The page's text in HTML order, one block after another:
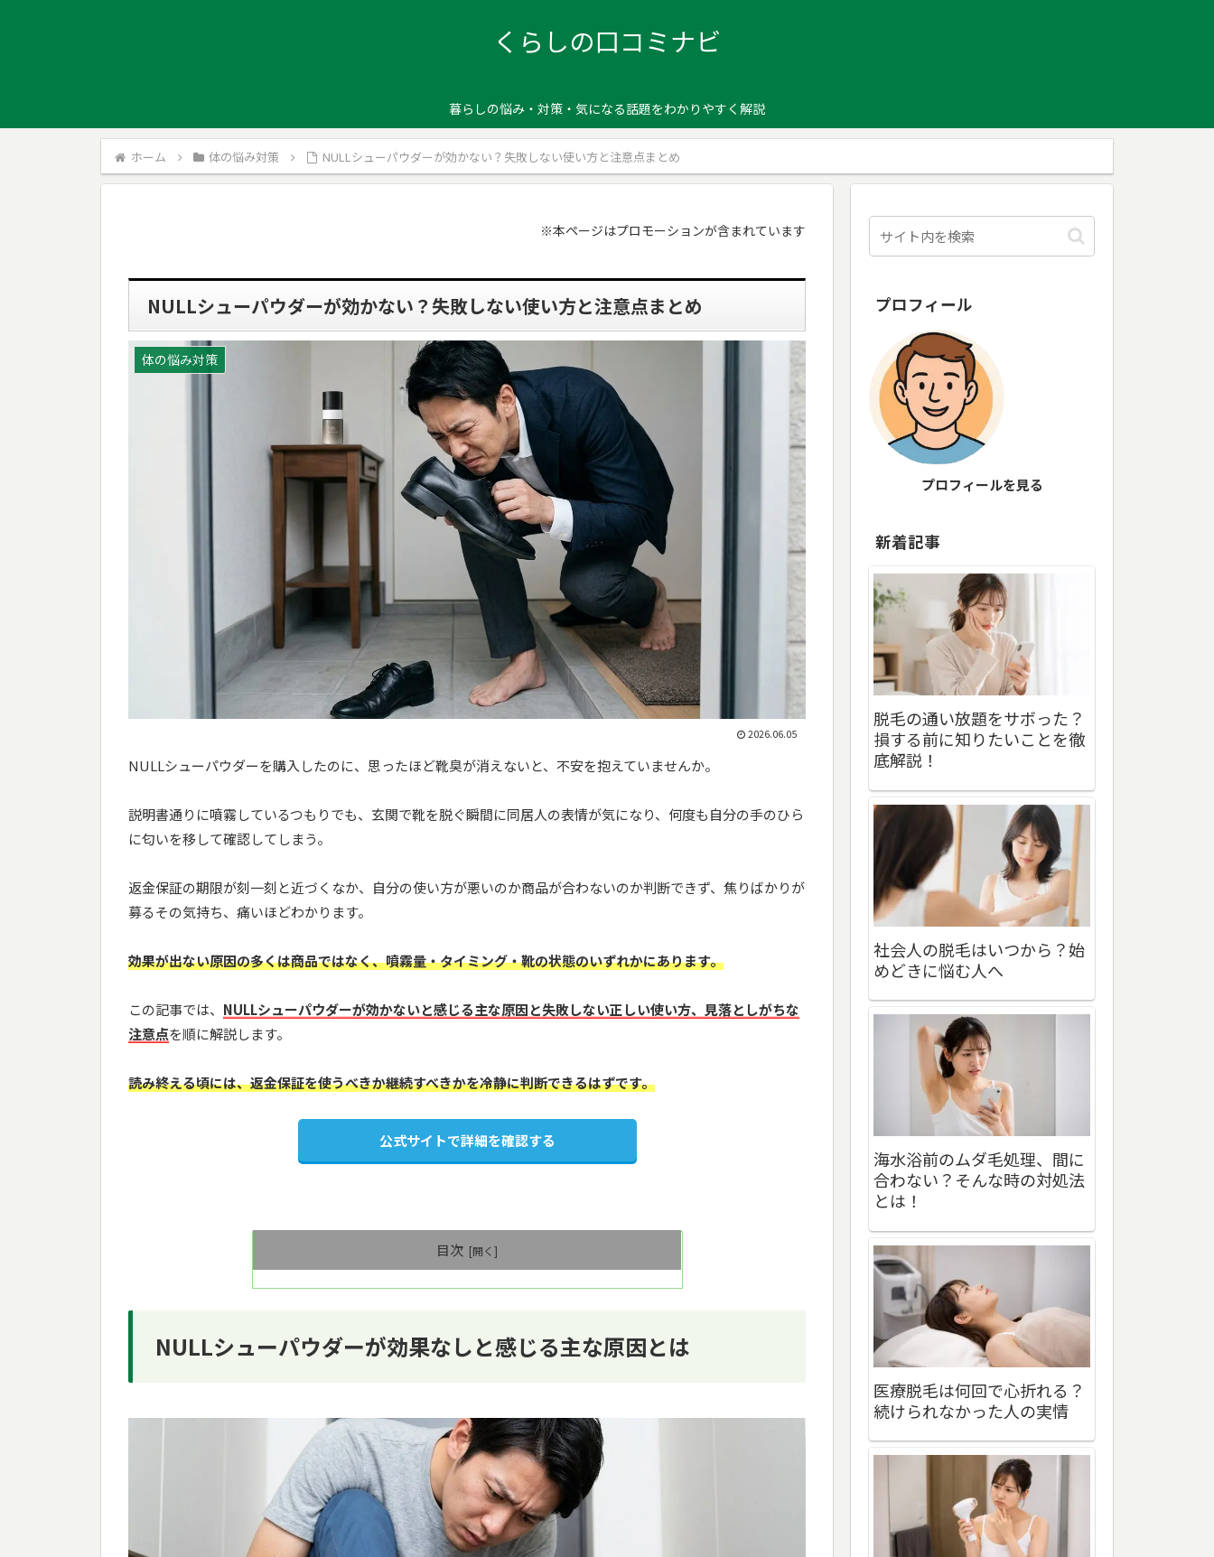
くらしの口コミナビ
暮らしの悩み・対策・気になる話題をわかりやすく解説
ホーム 体の悩み対策 NULLシューパウダーが効かない？失敗しない使い方と注意点まとめ
※本ページはプロモーションが含まれています
NULLシューパウダーが効かない？失敗しない使い方と注意点まとめ
体の悩み対策
2026.06.05
NULLシューパウダーを購入したのに、思ったほど靴臭が消えないと、不安を抱えていませんか。
説明書通りに噴霧しているつもりでも、玄関で靴を脱ぐ瞬間に同居人の表情が気になり、何度も自分の手のひら
に匂いを移して確認してしまう。
返金保証の期限が刻一刻と近づくなか、自分の使い方が悪いのか商品が合わないのか判断できず、焦りばかりが
募るその気持ち、痛いほどわかります。
効果が出ない原因の多くは商品ではなく、噴霧量・タイミング・靴の状態のいずれかにあります。
この記事では、 NULLシューパウダーが効かないと感じる主な原因と失敗しない正しい使い方、見落としがちな
注意点を順に解説します。
読み終える頃には、返金保証を使うべきか継続すべきかを冷静に判断できるはずです。
公式サイトで詳細を確認する
目次
NULLシューパウダーが効果なしと感じる主な原因とは
プロフィール
プロフィールを見る
新着記事
脱毛の通い放題をサボった？
損する前に知りたいことを徹
底解説！
社会人の脱毛はいつから？始
めどきに悩む人へ
海水浴前のムダ毛処理、間に
合わない？そんな時の対処法
とは！
医療脱毛は何回で心折れる？
続けられなかった人の実情